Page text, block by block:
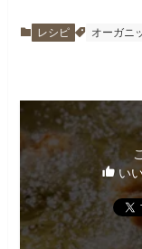
レシピ オーガニ
い